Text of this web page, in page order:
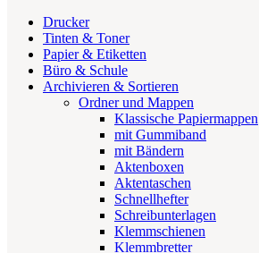
Drucker
Tinten & Toner
Papier & Etiketten
Büro & Schule
Archivieren & Sortieren
Ordner und Mappen
Klassische Papiermappen
mit Gummiband
mit Bändern
Aktenboxen
Aktentaschen
Schnellhefter
Schreibunterlagen
Klemmschienen
Klemmbretter